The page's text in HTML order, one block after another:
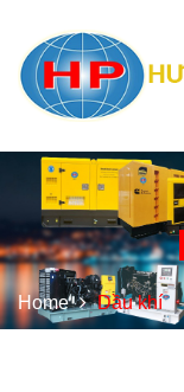
Home Dầu khí